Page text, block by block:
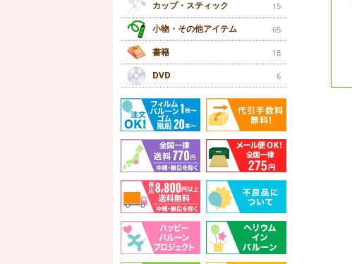
カップ・スティック 15
小物・その他アイテム 65
書籍 18
DVD 6